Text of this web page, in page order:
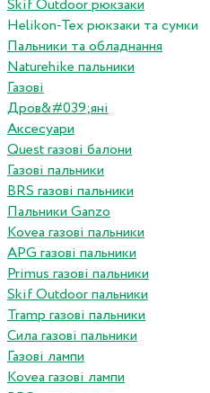
Skif Outdoor рюкзаки
Helikon-Tex рюкзаки та сумки
Пальники та обладнання
Naturehike пальники
Газові
Дров&#039;яні
Аксесуари
Quest газові балони
Газові пальники
BRS газові пальники
Пальники Ganzo
Kovea газові пальники
APG газові пальники
Primus газові пальники
Skif Outdoor пальники
Tramp газові пальники
Сила газові пальники
Газові лампи
Kovea газові лампи